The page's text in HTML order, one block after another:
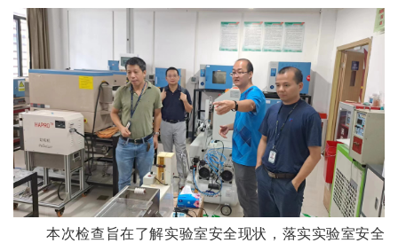
本次检查旨在了解实验室安全现状， 落实实验室安全